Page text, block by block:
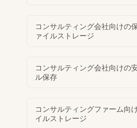
コンサルティング会社向けの
ァイルストレージ
コンサルティング会社向けの
ル保存
コンサルティングファーム向
イルストレージ